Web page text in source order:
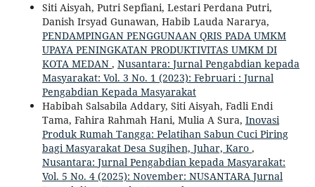
Siti Aisyah, Putri Sepfiani, Lestari Perdana Putri,
Danish Irsyad Gunawan, Habib Lauda Nararya,
PENDAMPINGAN PENGGUNAAN QRIS PADA UMKM
UPAYA PENINGKATAN PRODUKTIVITAS UMKM DI
KOTA MEDAN , Nusantara: Jurnal Pengabdian kepada
Masyarakat: Vol. 3 No. 1 (2023): Februari : Jurnal
Pengabdian Kepada Masyarakat
Habibah Salsabila Addary, Siti Aisyah, Fadli Endi
Tama, Fahira Rahmah Hani, Mulia A Sura, Inovasi
Produk Rumah Tangga: Pelatihan Sabun Cuci Piring
bagi Masyarakat Desa Sugihen, Juhar, Karo ,
Nusantara: Jurnal Pengabdian kepada Masyarakat:
Vol. 5 No. 4 (2025): November: NUSANTARA Jurnal